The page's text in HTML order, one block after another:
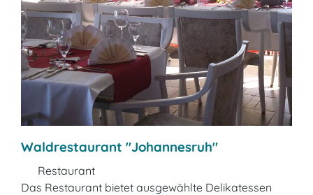
Waldrestaurant "Johannesruh"
Restaurant
Das Restaurant bietet ausgewählte Delikatessen